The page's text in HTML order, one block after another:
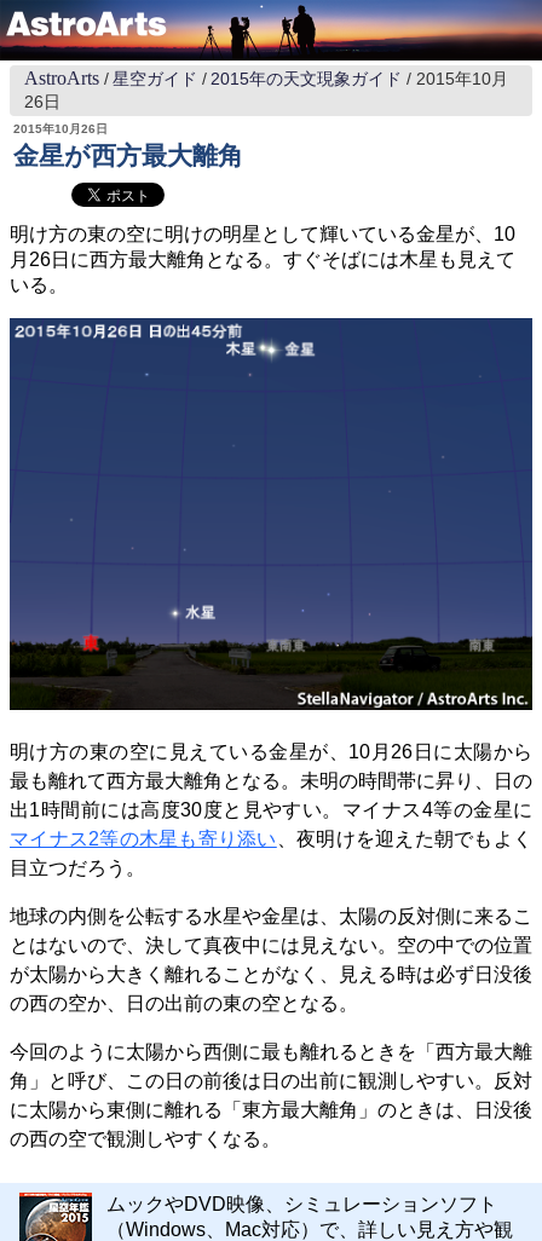
AstroArts 星空ガイド 2015年の天文現象ガイド
2015年10月
26日
2015年10月26日
金星が西方最大離角
明け方の東の空に明けの明星として輝いている金星が、10
月26日に西方最大離角となる。すぐそばには木星も見えて
いる。
明け方の東の空に見えている金星が、10月26日に太陽から
最も離れて西方最大離角となる。未明の時間帯に昇り、日の
出1時間前には高度30度と見やすい。マイナス4等の金星に
マイナス2等の木星も寄り添い
、夜明けを迎えた朝でもよく
目立つだろう。
地球の内側を公転する水星や金星は、太陽の反対側に来るこ
とはないので、決して真夜中には見えない。空の中での位置
が太陽から大きく離れることがなく、見える時は必ず日没後
の西の空か、日の出前の東の空となる。
今回のように太陽から西側に最も離れるときを「西方最大離
角」と呼び、この日の前後は日の出前に観測しやすい。反対
に太陽から東側に離れる「東方最大離角」のときは、日没後
の西の空で観測しやすくなる。
ムックやDVD映像、シミュレーションソフト
（Windows、Mac対応）で、詳しい見え方や観